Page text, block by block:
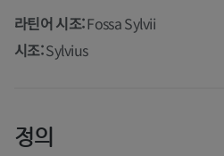
라틴어 시조:Fossa Sylvii
시조:Sylvius
정의